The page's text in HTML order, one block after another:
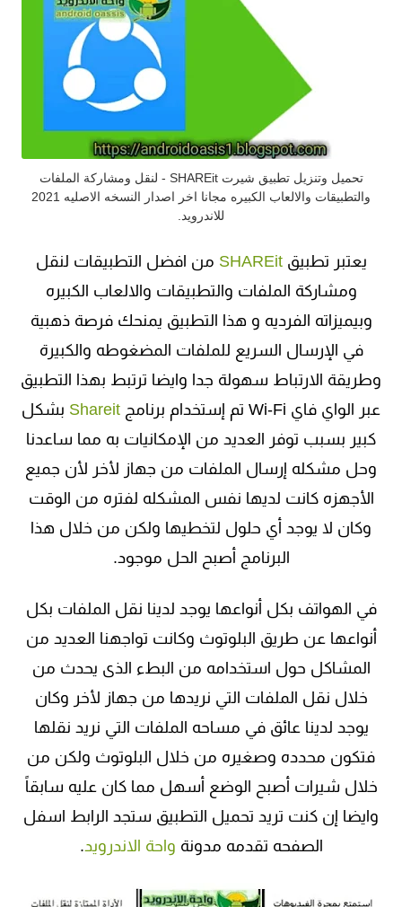
تحميل وتنزيل تطبيق شيرت SHAREit - لنقل ومشاركة الملفات
والتطبيقات والالعاب الكبيره مجانا اخر اصدار النسخه الاصليه 2021
للاندرويد.
يعتبر تطبيقSHAREit من افضل التطبيقات لنقل
ومشاركة الملفات والتطبيقات والالعاب الكبيره
وبيميزاته الفرديه و هذا التطبيق يمنحك فرصة ذهبية
في الإرسال السريع للملفات المضغوطه والكبيرة
وطريقة الارتباط سهولة جدا وايضا ترتبط بهذا التطبيق
عبر الواي فاي Wi-Fi تم إستخدام برنامج
Shareit بشكل
كبير بسبب توفر العديد من الإمكانيات به مما ساعدنا
وحل مشكله إرسال الملفات من جهاز لأخر لأن جميع
الأجهزه كانت لديها نفس المشكله لفتره من الوقت
وكان لا يوجد أي حلول لتخطيها ولكن من خلال هذا
البرنامج أصبح الحل موجود.
في الهواتف بكل أنواعها يوجد لدينا نقل الملفات بكل
أنواعها عن طريق البلوتوث وكانت تواجهنا العديد من
المشاكل حول استخدامه من البطء الذى يحدث من
خلال نقل الملفات التي نريدها من جهاز لأخر وكان
يوجد لدينا عائق في مساحه الملفات التي نريد نقلها
فتكون محدده وصغيره من خلال البلوتوث ولكن من
خلال شيرات أصبح الوضع أسهل مما كان عليه سابقاً
وايضا إن كنت تريد تحميل التطبيق ستجد الرابط اسفل
الصفحه تقدمه مدونة واحة الاندرويد.